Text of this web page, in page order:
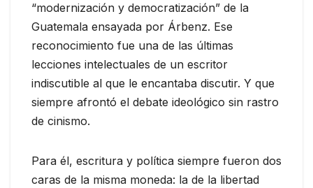
“modernización y democratización” de la
Guatemala ensayada por Árbenz. Ese
reconocimiento fue una de las últimas
lecciones intelectuales de un escritor
indiscutible al que le encantaba discutir. Y que
siempre afrontó el debate ideológico sin rastro
de cinismo.
Para él, escritura y política siempre fueron dos
caras de la misma moneda: la de la libertad